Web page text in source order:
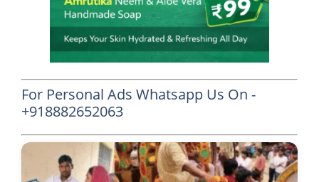
For Personal Ads Whatsapp Us On -
+918882652063